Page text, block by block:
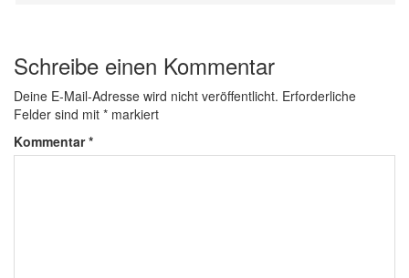
Schreibe einen Kommentar
Deine E-Mail-Adresse wird nicht veröffentlicht. Erforderliche
Felder sind mit * markiert
Kommentar*